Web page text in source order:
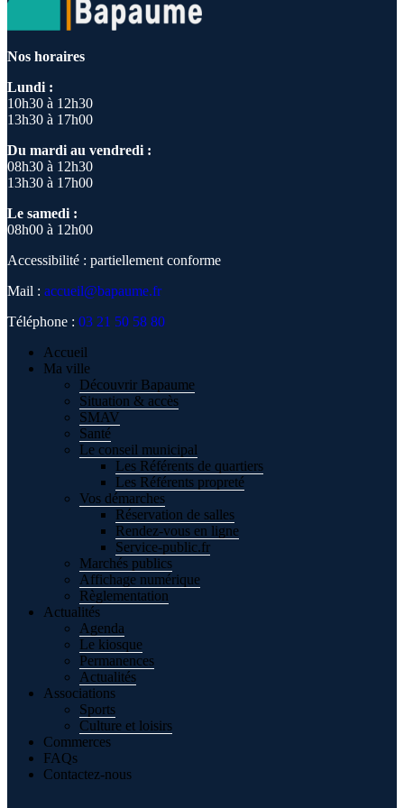
Nos horaires
Lundi :
10h30 à 12h30
13h30 à 17h00
Du mardi au vendredi :
08h30 à 12h30
13h30 à 17h00
Le samedi :
08h00 à 12h00
Accessibilité : partiellement conforme
Mail : accueil@bapaume.fr
Téléphone : 03 21 50 58 80
Accueil
Ma ville
Découvrir Bapaume
Situation & accès
SMAV
Santé
Le conseil municipal
Les Référents de quartiers
Les Référents propreté
Vos démarches
Réservation de salles
Rendez-vous en ligne
Service-public.fr
Marchés publics
Affichage numérique
Règlementation
Actualités
Agenda
Le kiosque
Permanences
Actualités
Associations
Sports
Culture et loisirs
Commerces
FAQs
Contactez-nous